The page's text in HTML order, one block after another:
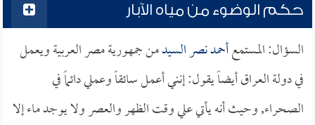
حكم الوضوء من مياه الآبار
السؤال: المستمعأحمد نصر السيدمن جمهورية مصر العربية ويعمل
في دولة العراق أيضاً يقول: إنني أعمل سائقاً وعملي دائماً في
الصحراء, وحيث أنه يأتي علي وقت الظهر والعصر ولا يوجد ماء إلا